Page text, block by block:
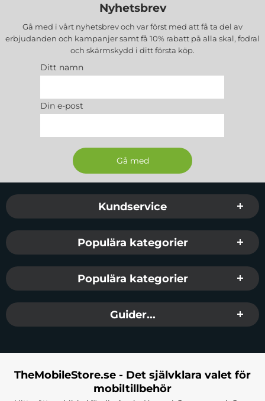
Tillverkad av en enda gjutning
Stöder MagSafe®
laddningsteknik Har ett lock för kameraö
: 5903396209130
: Svart
iPhone 14 Pro
Nyhetsbrev
Gå med i vårt nyhetsbrev och var först med att få ta del av
erbjudanden och kampanjer samt få 10% rabatt på alla skal, fodral
och skärmskydd i ditt första köp.
Ditt namn
Din e-post
Sidfot Blandad info och länkar
Kundservice
Populära kategorier
Populära kategorier
Guider...
TheMobileStore.se - Det självklara valet för
mobiltillbehör